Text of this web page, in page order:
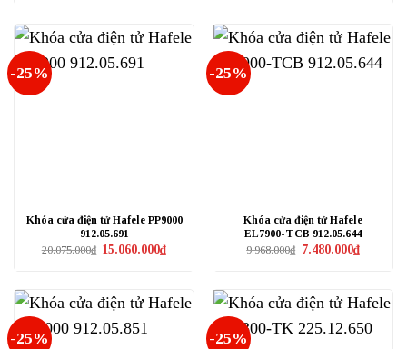
7.840.000₫.
-25%
Khóa cửa điện tử Hafele PP9000
912.05.691
20.075.000₫ Giá
15.060.000₫Giá
hiện
15.060.000₫.
-25%
Khóa cửa điện tử Hafele
EL7900-TCB 912.05.644
9.968.000₫ Giá
7.480.000₫Giá
hiện
-25% -25%